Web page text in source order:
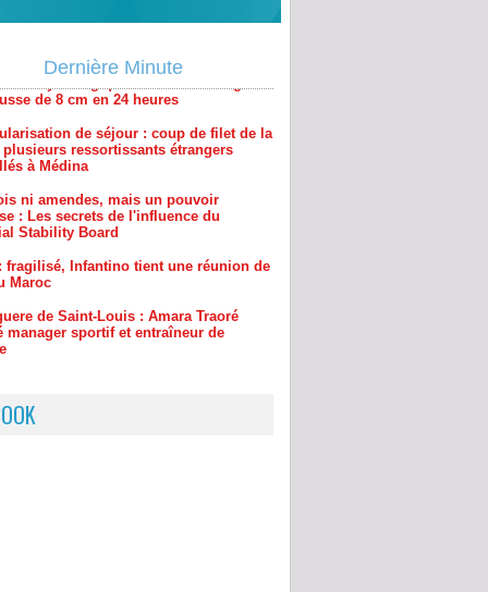
Dernière Minute
de séjour : coup de filet de la
ressortissants étrangers
à Médina
ni amendes, mais un pouvoir
: Les secrets de l'influence du
Stability Board
fragilisé, Infantino tient une réunion de
Maroc
manager sportif et entraîneur de